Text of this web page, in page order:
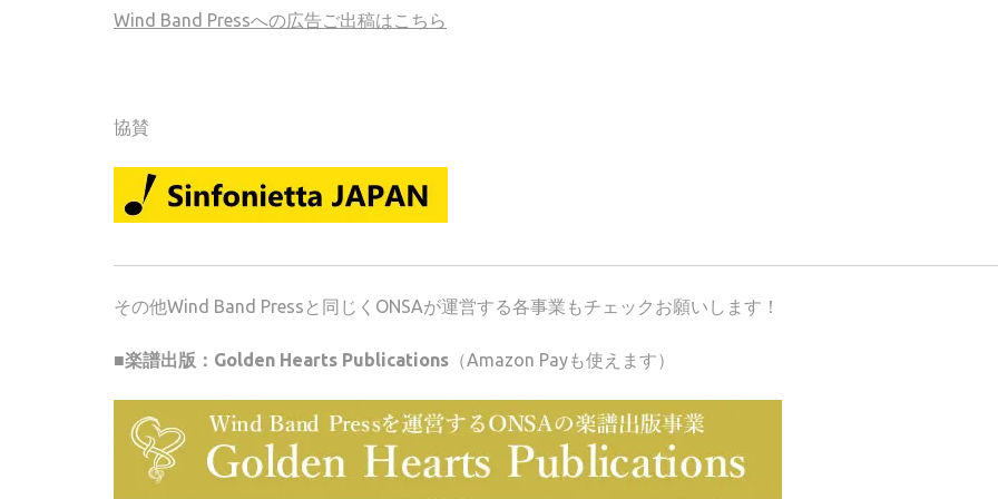
Wind Band Pressへの広告ご出稿はこちら
協賛
その他Wind Band Pressと同じくONSAが運営する各事業もチェックお願いします！
■楽譜出版：Golden Hearts Publications （Amazon Payも使えます）